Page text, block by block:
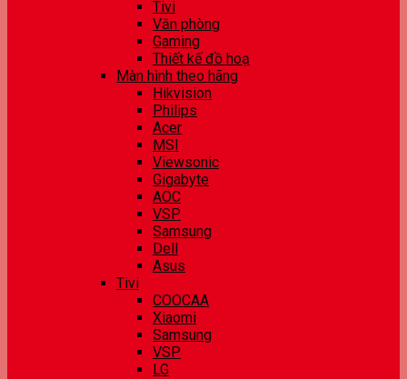
Tivi
Văn phòng
Gaming
Thiết kế đồ hoạ
Màn hình theo hãng
Hikvision
Philips
Acer
MSI
Viewsonic
Gigabyte
AOC
VSP
Samsung
Dell
Asus
Tivi
COOCAA
Xiaomi
Samsung
VSP
LG